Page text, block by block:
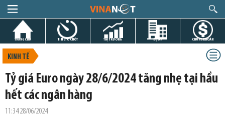
TRANG CHỦ TIN GIỜ CHÓT THỊ TRƯỜNG DỰ ÁN CHỨNG KHOÁN
KINH TẾ
Tỷ giá Euro ngày 28/6/2024 tăng nhẹ tại hầu
hết các ngân hàng
11:34 28/06/2024